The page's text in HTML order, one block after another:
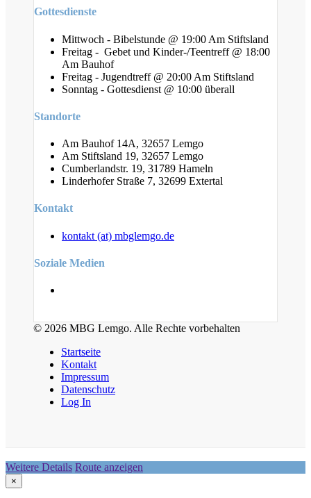
Gottesdienste
Mittwoch - Bibelstunde @ 19:00 Am Stiftsland
Freitag - Gebet und Kinder-/Teentreff @ 18:00
Am Bauhof
Freitag - Jugendtreff @ 20:00 Am Stiftsland
Sonntag - Gottesdienst @ 10:00 überall
Standorte
Am Bauhof 14A, 32657 Lemgo
Am Stiftsland 19, 32657 Lemgo
Cumberlandstr. 19, 31789 Hameln
Linderhofer Straße 7, 32699 Extertal
Kontakt
kontakt (at) mbglemgo.de
Soziale Medien
© 2026 MBG Lemgo. Alle Rechte vorbehalten
Startseite
Kontakt
Impressum
Datenschutz
Log In
Weitere Details Route anzeigen
×